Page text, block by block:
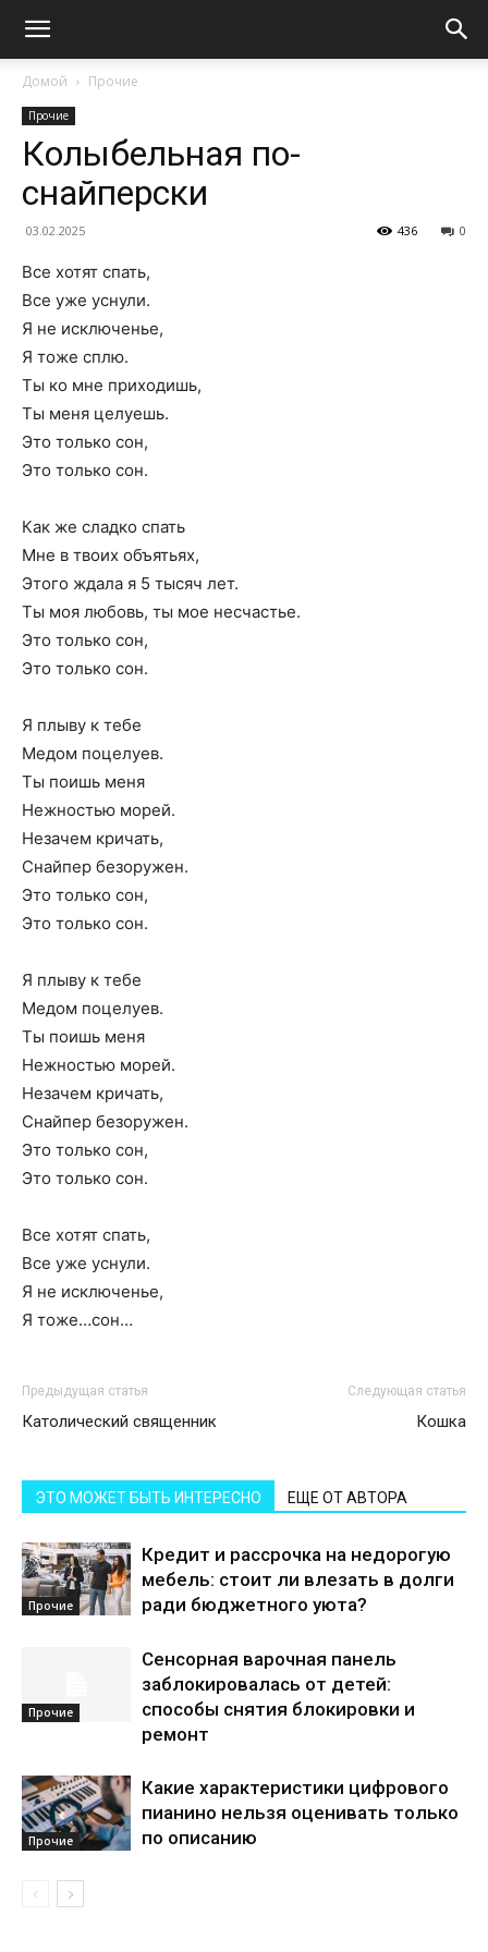
Домой Прочие
Прочие
Колыбельная по-
снайперски
03.02.2025 0
436
Все хотят спать,
Все уже уснули.
Я не исключенье,
Я тоже сплю.
Ты ко мне приходишь,
Ты меня целуешь.
Это только сон,
Это только сон.
Как же сладко спать
Мне в твоих объятьях,
Этого ждала я 5 тысяч лет.
Ты моя любовь, ты мое несчастье.
Это только сон,
Это только сон.
Я плыву к тебе
Медом поцелуев.
Ты поишь меня
Нежностью морей.
Незачем кричать,
Снайпер безоружен.
Это только сон,
Это только сон.
Я плыву к тебе
Медом поцелуев.
Ты поишь меня
Нежностью морей.
Незачем кричать,
Снайпер безоружен.
Это только сон,
Это только сон.
Все хотят спать,
Все уже уснули.
Я не исключенье,
Я тоже…сон…
Предыдущая статья
Католический священник
Следующая статья
Кошка
ЭТО МОЖЕТ БЫТЬ ИНТЕРЕСНО ЕЩЕ ОТ АВТОРА
Прочие
Кредит и рассрочка на недорогую
мебель: стоит ли влезать в долги
ради бюджетного уюта?
Прочие
Сенсорная варочная панель
заблокировалась от детей:
способы снятия блокировки и
ремонт
Прочие
Какие характеристики цифрового
пианино нельзя оценивать только
по описанию